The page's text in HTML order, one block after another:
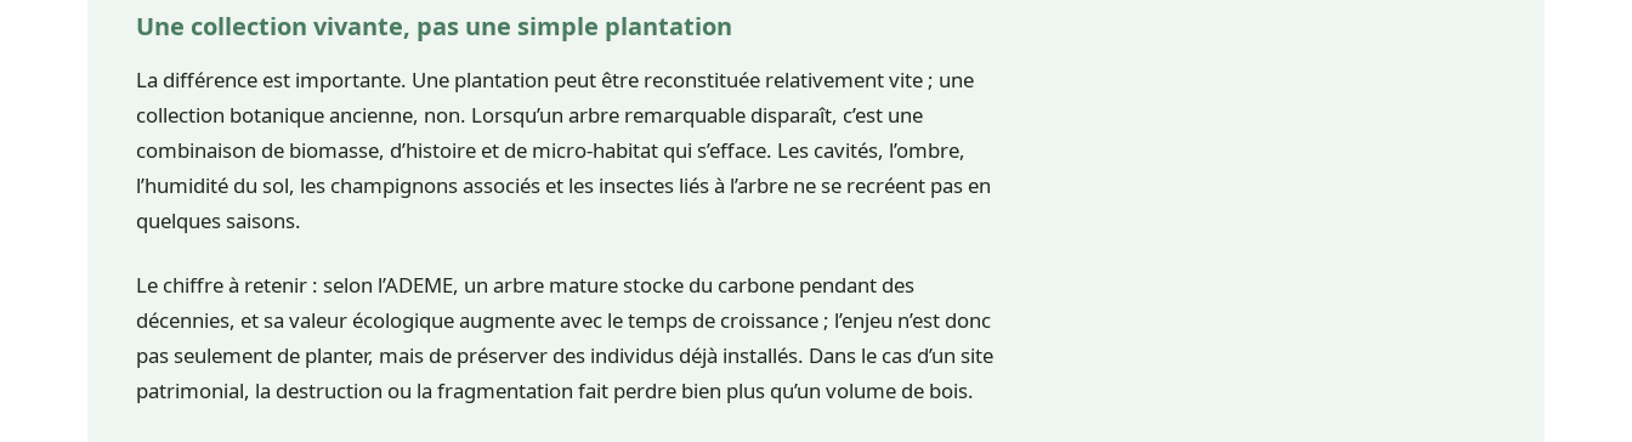
Une collection vivante, pas une simple plantation
La différence est importante. Une plantation peut être reconstituée relativement vite ; une
collection botanique ancienne, non. Lorsqu’un arbre remarquable disparaît, c’est une
combinaison de biomasse, d’histoire et de micro-habitat qui s’efface. Les cavités, l’ombre,
l’humidité du sol, les champignons associés et les insectes liés à l’arbre ne se recréent pas en
quelques saisons.
Le chiffre à retenir : selon l’ADEME, un arbre mature stocke du carbone pendant des
décennies, et sa valeur écologique augmente avec le temps de croissance ; l’enjeu n’est donc
pas seulement de planter, mais de préserver des individus déjà installés. Dans le cas d’un site
patrimonial, la destruction ou la fragmentation fait perdre bien plus qu’un volume de bois.